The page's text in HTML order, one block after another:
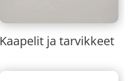
Kaapelit ja tarvikkeet